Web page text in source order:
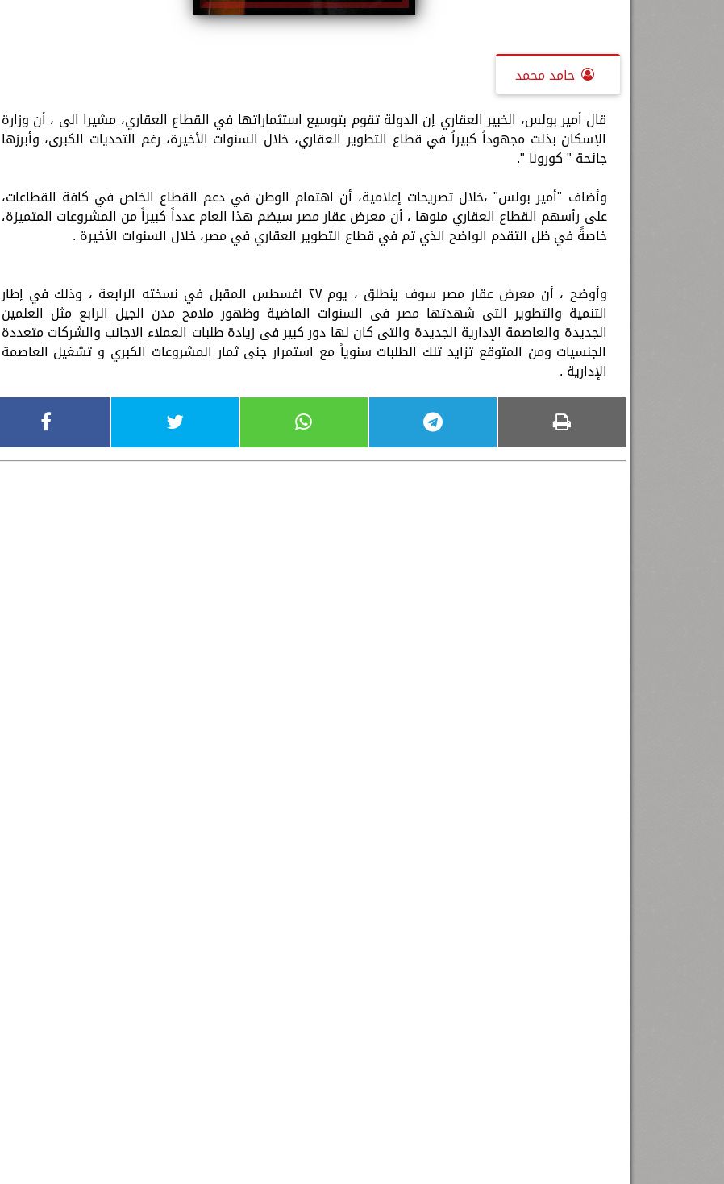
حامد محمد
قال أمير بولس، الخبير العقاري إن الدولة تقوم بتوسيع استثماراتها في القطاع العقاري، مشيرا الى ، أن وزارة
الإسكان بذلت مجهوداً كبيراً في قطاع التطوير العقاري، خلال السنوات الأخيرة، رغم التحديات الكبرى، وأبرزها
جائحة " كورونا ".
وأضاف "أمير بولس" ،خلال تصريحات إعلامية، أن اهتمام الوطن في دعم القطاع الخاص في كافة القطاعات،
على رأسهم القطاع العقاري منوها ، أن معرض عقار مصر سيضم هذا العام عدداً كبيراً من المشروعات المتميزة،
خاصةً في ظل التقدم الواضح الذي تم في قطاع التطوير العقاري في مصر، خلال السنوات الأخيرة .
وأوضح ، أن معرض عقار مصر سوف ينطلق ، يوم ٢٧ اغسطس المقبل في نسخته الرابعة ، وذلك في إطار
التنمية والتطوير التى شهدتها مصر فى السنوات الماضية وظهور ملامح مدن الجيل الرابع مثل العلمين
الجديدة والعاصمة الإدارية الجديدة والتى كان لها دور كبير فى زيادة طلبات العملاء الاجانب والشركات متعددة
الجنسيات ومن المتوقع تزايد تلك الطلبات سنوياً مع استمرار جنى ثمار المشروعات الكبري و تشغيل العاصمة
الإدارية .